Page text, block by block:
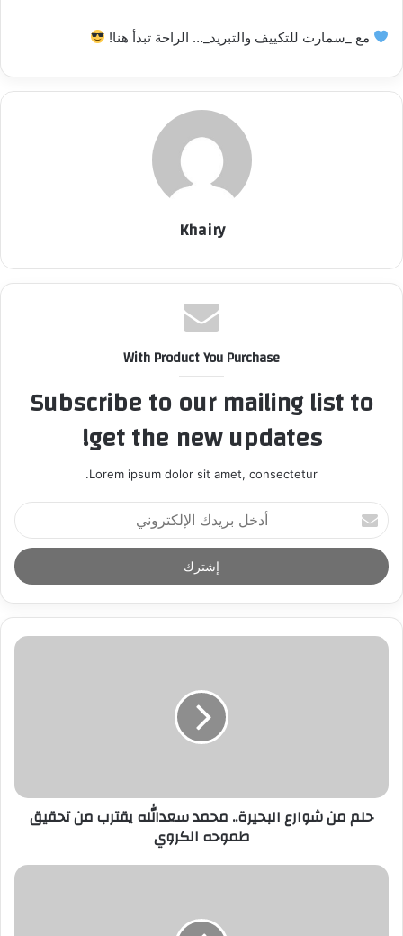
مع _سمارت للتكييف والتبريد_… الراحة تبدأ هنا!
Khairy
With Product You Purchase
Subscribe to our mailing list to
get the new updates!
Lorem ipsum dolor sit amet, consectetur.
أ
د
خ
ل
ر
د
ر
حلم من شوارع البحيرة.. محمد سعدالله يقترب من تحقيق
طموحه الكروي